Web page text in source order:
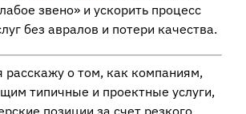
звено» и ускорить процесс
без авралов и потери качества.
расскажу о том, как компаниям,
типичные и проектные услуги,